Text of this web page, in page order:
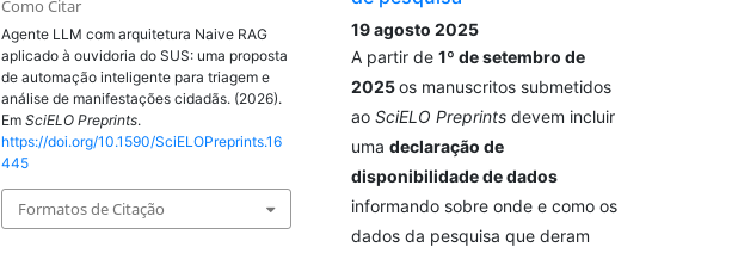
Como Citar
Agente LLM com arquitetura Naive RAG
aplicado à ouvidoria do SUS: uma proposta
de automação inteligente para triagem e
análise de manifestações cidadãs. (2026).
EmSciELO Preprints.
https://doi.org/10.1590/SciELOPreprints.16
445
Formatos de Citação
19 agosto 2025
A partir de 1º de setembro de
2025os manuscritos submetidos
ao SciELO Preprintsdevem incluir
uma declaração de
disponibilidade de dados
informando sobre onde e como os
dados da pesquisa que deram